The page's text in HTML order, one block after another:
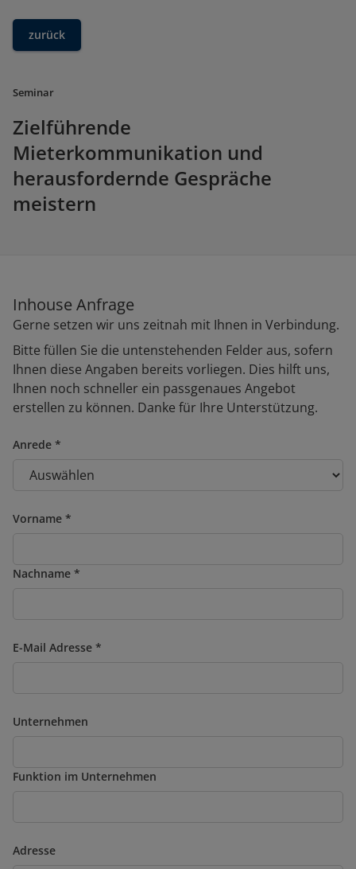
zurück
Seminar
Zielführende
Mieterkommunikation und
herausfordernde Gespräche
meistern
Inhouse Anfrage
Gerne setzen wir uns zeitnah mit Ihnen in Verbindung.
Bitte füllen Sie die untenstehenden Felder aus, sofern
Ihnen diese Angaben bereits vorliegen. Dies hilft uns,
Ihnen noch schneller ein passgenaues Angebot
erstellen zu können. Danke für Ihre Unterstützung.
Anrede
Vorname
Nachname
E-Mail Adresse
Unternehmen
Funktion im Unternehmen
Adresse